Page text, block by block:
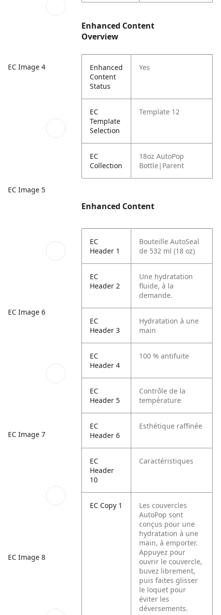
EC Image 4
EC Image 5
EC Image 6
EC Image 7
EC Image 8
Enhanced Content
Overview
Enhanced
Content
Status
Yes
EC
Template
Selection
Template 12
EC
Collection
18oz AutoPop
Bottle|Parent
Enhanced Content
EC
Header 1
Bouteille AutoSeal
de 532 ml (18 oz)
EC
Header 2
Une hydratation
fluide, à la
demande.
EC
Header 3
Hydratation à une
main
EC
Header 4
100 % antifuite
EC
Header 5
Contrôle de la
température
EC
Header 6
Esthétique raffinée
EC
Header
10
Caractéristiques
EC Copy 1
Les couvercles
AutoPop sont
conçus pour une
hydratation à une
main, à emporter.
Appuyez pour
ouvrir le couvercle,
buvez librement,
puis faites glisser
le loquet pour
éviter les
déversements.